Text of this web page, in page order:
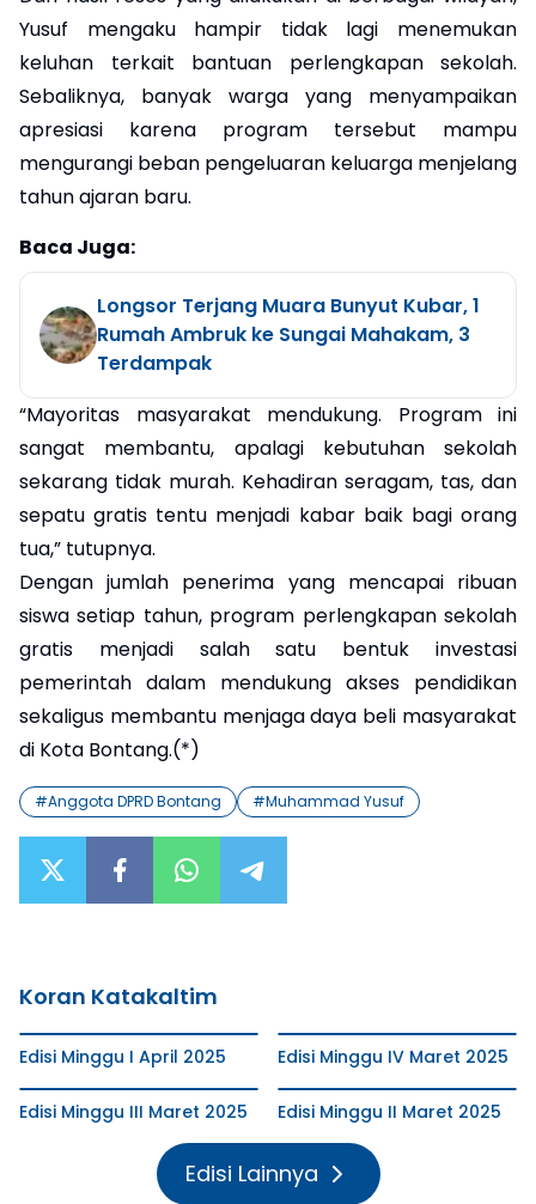
Yusuf mengaku hampir tidak lagi menemukan
keluhan terkait bantuan perlengkapan sekolah.
Sebaliknya, banyak warga yang menyampaikan
apresiasi karena program tersebut mampu
mengurangi beban pengeluaran keluarga menjelang
tahun ajaran baru.
Baca Juga:
Longsor Terjang Muara Bunyut Kubar, 1
Rumah Ambruk ke Sungai Mahakam, 3
Terdampak
“Mayoritas masyarakat mendukung. Program ini
sangat membantu, apalagi kebutuhan sekolah
sekarang tidak murah. Kehadiran seragam, tas, dan
sepatu gratis tentu menjadi kabar baik bagi orang
tua,” tutupnya.
Dengan jumlah penerima yang mencapai ribuan
siswa setiap tahun, program perlengkapan sekolah
gratis menjadi salah satu bentuk investasi
pemerintah dalam mendukung akses pendidikan
sekaligus membantu menjaga daya beli masyarakat
di Kota Bontang.(*)
#Anggota DPRD Bontang #Muhammad Yusuf
Koran Katakaltim
Edisi Minggu I April 2025 Edisi Minggu IV Maret 2025
Edisi Minggu III Maret 2025 Edisi Minggu II Maret 2025
Edisi Lainnya